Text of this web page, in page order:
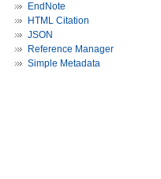
EndNote
HTML Citation
JSON
Reference Manager
Simple Metadata